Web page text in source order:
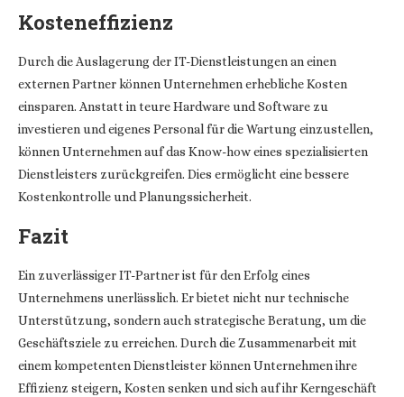
Kosteneffizienz
Durch die Auslagerung der IT-Dienstleistungen an einen
externen Partner können Unternehmen erhebliche Kosten
einsparen. Anstatt in teure Hardware und Software zu
investieren und eigenes Personal für die Wartung einzustellen,
können Unternehmen auf das Know-how eines spezialisierten
Dienstleisters zurückgreifen. Dies ermöglicht eine bessere
Kostenkontrolle und Planungssicherheit.
Fazit
Ein zuverlässiger IT-Partner ist für den Erfolg eines
Unternehmens unerlässlich. Er bietet nicht nur technische
Unterstützung, sondern auch strategische Beratung, um die
Geschäftsziele zu erreichen. Durch die Zusammenarbeit mit
einem kompetenten Dienstleister können Unternehmen ihre
Effizienz steigern, Kosten senken und sich auf ihr Kerngeschäft